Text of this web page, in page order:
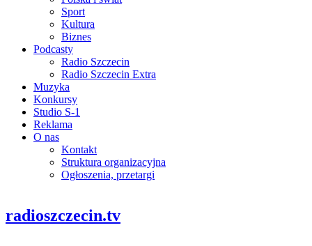
Sport
Kultura
Biznes
Podcasty
Radio Szczecin
Radio Szczecin Extra
Muzyka
Konkursy
Studio S-1
Reklama
O nas
Kontakt
Struktura organizacyjna
Ogłoszenia, przetargi
radioszczecin.tv